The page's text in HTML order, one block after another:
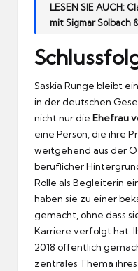
LESEN SIE AUCH:
mit Sigmar Solbach
Saskia Runge bleibt
in der deutschen
nicht nur die Ehefrau
eine Person, die ihre
weitgehend aus der
beruflicher
Rolle als Begleiterin
haben sie zu einer
gemacht, ohne dass
Karriere verfolgt hat.
2018 öffentlich
zentrales Thema